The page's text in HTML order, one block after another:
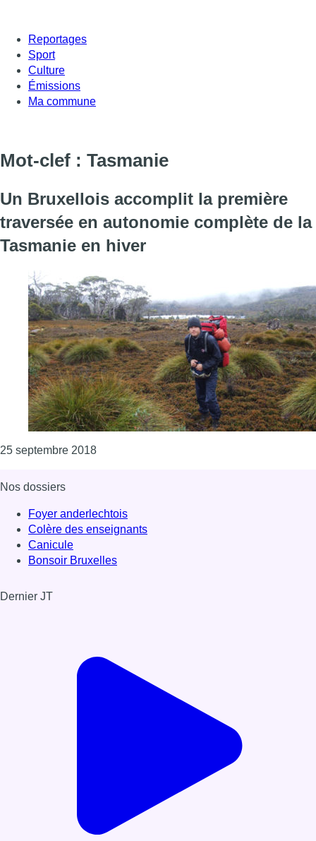
Reportages
Sport
Culture
Émissions
Ma commune
Mot-clef : Tasmanie
Un Bruxellois accomplit la première
traversée en autonomie complète de la
Tasmanie en hiver
25 septembre 2018Consulter l'article "Un Bruxellois accomplit
Nos dossiers
Foyer anderlechtois
Colère des enseignants
Canicule
Bonsoir Bruxelles
Dernier JT